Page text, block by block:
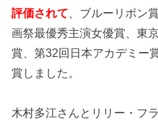
評価されて 、ブルーリボン
画祭最優秀主演女優賞、東
賞、第32回日本アカデミー
賞しました。
木村多江さんとリリー・フ